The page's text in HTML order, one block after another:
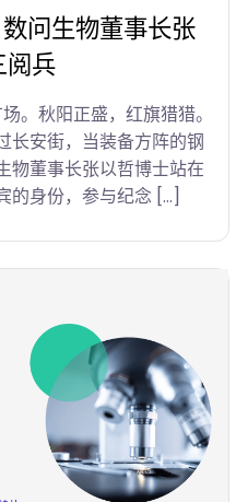
问生物董事长张
阅兵
。秋阳正盛，红旗猎猎。
长安街，当装备方阵的钢
物董事长张以哲博士站在
的身份，参与纪念 […]